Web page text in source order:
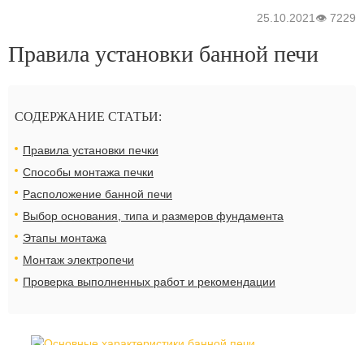
25.10.2021 👁 7229
Правила установки банной печи
СОДЕРЖАНИЕ СТАТЬИ:
Правила установки печки
Способы монтажа печки
Расположение банной печи
Выбор основания, типа и размеров фундамента
Этапы монтажа
Монтаж электропечи
Проверка выполненных работ и рекомендации